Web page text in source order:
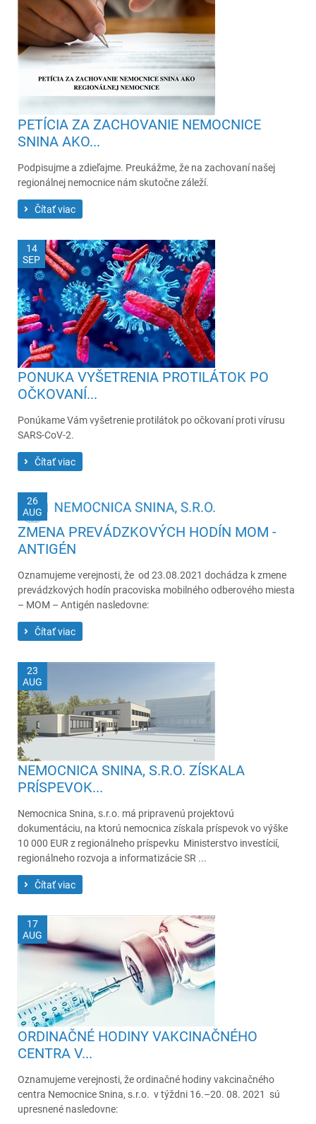
PETÍCIA ZA ZACHOVANIE NEMOCNICE
SNINA AKO...
Podpisujme a zdieľajme. Preukážme, že na zachovaní našej
regionálnej nemocnice nám skutočne záleží.
Čítať viac
14
SEP
PONUKA VYŠETRENIA PROTILÁTOK PO
OČKOVANÍ...
Ponúkame Vám vyšetrenie protilátok po očkovaní proti vírusu
SARS-CoV-2.
Čítať viac
26
AUG
ZMENA PREVÁDZKOVÝCH HODÍN MOM -
ANTIGÉN
Oznamujeme verejnosti, že od 23.08.2021 dochádza k zmene
prevádzkových hodín pracoviska mobilného odberového miesta
– MOM – Antigén nasledovne:
Čítať viac
23
AUG
NEMOCNICA SNINA, S.R.O. ZÍSKALA
PRÍSPEVOK...
Nemocnica Snina, s.r.o. má pripravenú projektovú
dokumentáciu, na ktorú nemocnica získala príspevok vo výške
10 000 EUR z regionálneho príspevku Ministerstvo investícií,
regionálneho rozvoja a informatizácie SR ...
Čítať viac
17
AUG
ORDINAČNÉ HODINY VAKCINAČNÉHO
CENTRA V...
Oznamujeme verejnosti, že ordinačné hodiny vakcinačného
centra Nemocnice Snina, s.r.o. v týždni 16.–20. 08. 2021 sú
upresnené nasledovne: